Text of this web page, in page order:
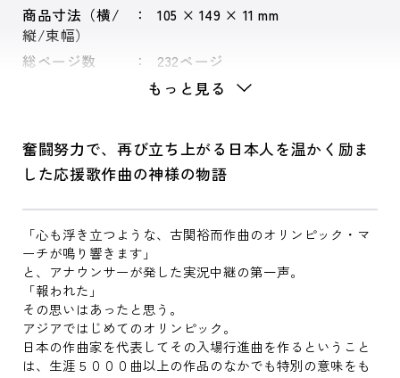
商品寸法（横/
縦/束幅）
105 × 149 × 11 mm
総ページ数 232ページ
もっと見る
奮闘努力で、再び立ち上がる日本人を温かく励ま
した応援歌作曲の神様の物語
「心も浮き立つような、古関裕而作曲のオリンピック・マ
ーチが鳴り響きます」
と、アナウンサーが発した実況中継の第一声。
「報われた」
その思いはあったと思う。
アジアではじめてのオリンピック。
日本の作曲家を代表してその入場行進曲を作るということ
は、生涯５０００曲以上の作品のなかでも特別の意味をも